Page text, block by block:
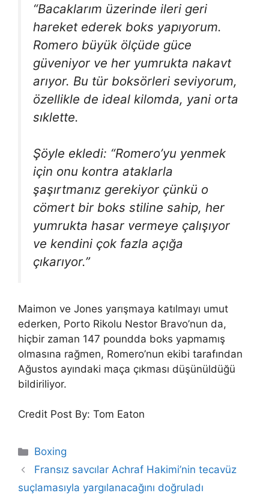
“Bacaklarım üzerinde ileri geri
hareket ederek boks yapıyorum.
Romero büyük ölçüde güce
güveniyor ve her yumrukta nakavt
arıyor. Bu tür boksörleri seviyorum,
özellikle de ideal kilomda, yani orta
sıklette.
Şöyle ekledi: “Romero’yu yenmek
için onu kontra ataklarla
şaşırtmanız gerekiyor çünkü o
cömert bir boks stiline sahip, her
yumrukta hasar vermeye çalışıyor
ve kendini çok fazla açığa
çıkarıyor.”
Maimon ve Jones yarışmaya katılmayı umut
ederken, Porto Rikolu Nestor Bravo’nun da,
hiçbir zaman 147 poundda boks yapmamış
olmasına rağmen, Romero’nun ekibi tarafından
Ağustos ayındaki maça çıkması düşünüldüğü
bildiriliyor.
Credit Post By: Tom Eaton
Categories
Boxing
Fransız savcılar Achraf Hakimi’nin tecavüz
suçlamasıyla yargılanacağını doğruladı